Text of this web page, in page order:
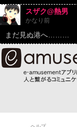
スザク@熱男
かなり前
まだ見ぬ港へ………